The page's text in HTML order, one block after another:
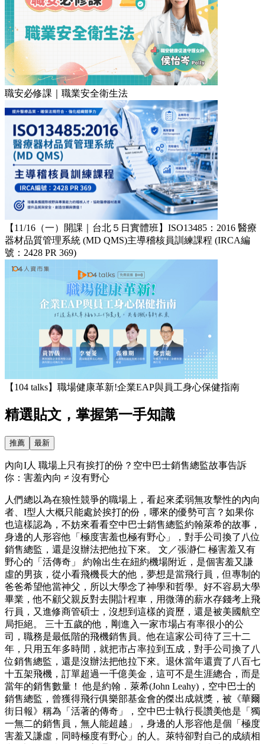
職安必修課｜職業安全衛生法
【11/16（一）開課｜台北５日實體班】ISO13485：2016 醫療
器材品質管理系統 (MD QMS)主導稽核員訓練課程 (IRCA編
號：2428 PR 369)
【104 talks】職場健康革新!企業EAP與員工身心保健指南
精選貼文，掌握第一手知識
推薦 最新
內向I人 職場上只有挨打的份？空中巴士銷售總監故事告訴
你：害羞內向 ≠ 沒有野心
人們總以為在狼性競爭的職場上，看起來柔弱無攻擊性的內向
者、I型人大概只能處於挨打的份，哪來的優勢可言？如果你
也這樣認為，不妨來看看空中巴士銷售總監約翰萊希的故事，
身邊的人形容他「極度害羞也極有野心」，對手公司換了八位
銷售總監，還是沒辦法把他拉下來。 文／張瀞仁 極害羞又有
野心的「活傳奇」 約翰出生在紐約機場附近，是個害羞又謙
虛的男孩，從小看飛機長大的他，夢想是當飛行員，但專制的
爸爸希望他當神父，所以大學念了神學和哲學。好不容易大學
畢業，他不顧父親反對去開計程車，用微薄的薪水存錢考上飛
行員，又進修商管碩士，沒想到這樣的資歷，還是被美國航空
局拒絕。 三十五歲的他，剛進入一家市場占有率很小的公
司，職務是最低階的飛機銷售員。他在這家公司待了三十二
年，只用五年多時間，就把市占率拉到五成，對手公司換了八
位銷售總監，還是沒辦法把他拉下來。退休當年還賣了八百七
十五架飛機，訂單超過一千億美金，這可不是生涯總合，而是
當年的銷售數量！ 他是約翰．萊希(John Leahy)，空中巴士的
銷售總監，曾獲得飛行俱樂部基金會的傑出成就獎，被《華爾
街日報》稱為「活著的傳奇」，空中巴士執行長讚美他是「獨
一無二的銷售員，無人能超越」，身邊的人形容他是個「極度
害羞又謙虛，同時極度有野心」的人。萊特卻對自己的成績相